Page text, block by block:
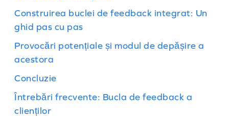
Construirea buclei de feedback integrat: Un
ghid pas cu pas
Provocări potențiale și modul de depășire a
acestora
Concluzie
Întrebări frecvente: Bucla de feedback a
clienților